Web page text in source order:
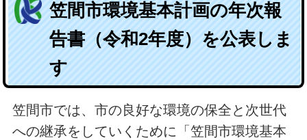
笠間市環境基本計画の年次報
告書（令和2年度）を公表しま
す
笠間市では、市の良好な環境の保全と次世代
への継承をしていくために「笠間市環境基本